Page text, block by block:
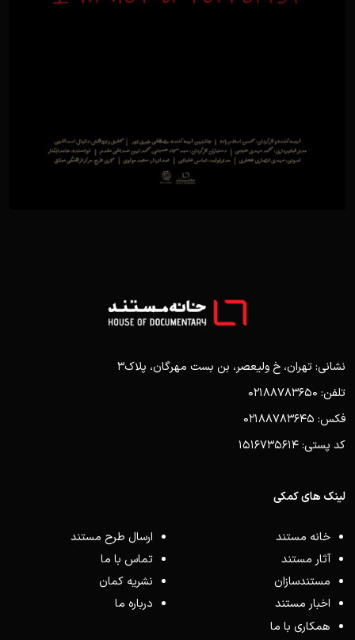
نشانی: تهران، خ ولیعصر، بن بست مهرگان، پلاک3
تلفن: 02188783650
فکس: 02188783645
کد پستی: 1516735614
لینک های کمکی
خانه مستند
آثار مستند
مستندسازان
اخبار مستند
همکاری با ما
ارسال طرح مستند
تماس با ما
نشریه کمان
درباره ما